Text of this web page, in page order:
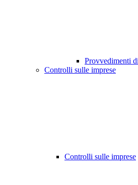
Provvedimenti
Controlli sulle imprese
Controlli sulle imprese